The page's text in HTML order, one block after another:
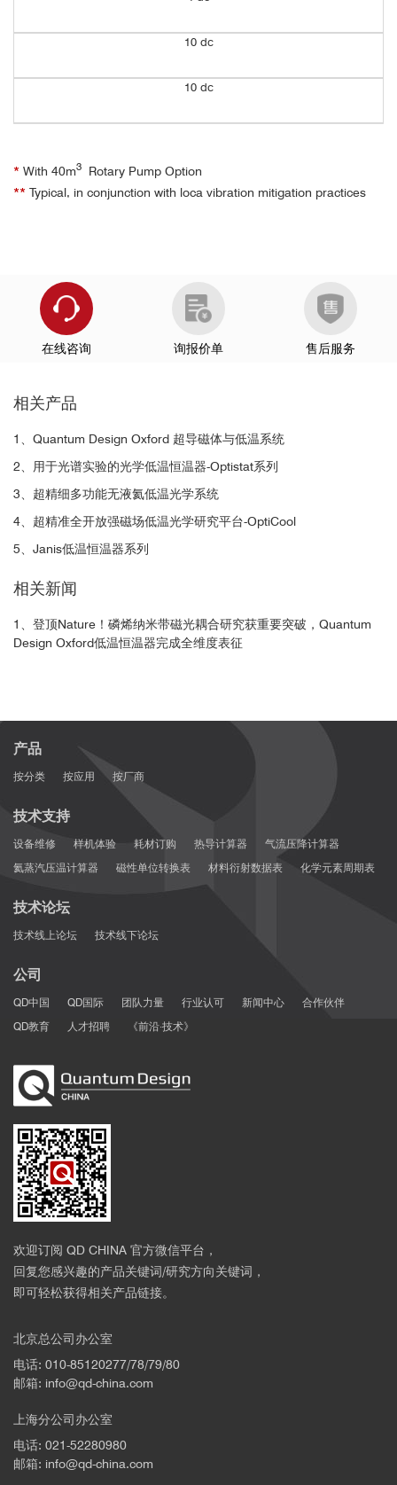
10 dc
10 dc
* With 40m3 Rotary Pump Option
** Typical, in conjunction with loca vibration mitigation practices
在线咨询 询报价单 售后服务
相关产品
1、Quantum Design Oxford 超导磁体与低温系统
2、用于光谱实验的光学低温恒温器-Optistat系列
3、超精细多功能无液氦低温光学系统
4、超精准全开放强磁场低温光学研究平台-OptiCool
5、Janis低温恒温器系列
相关新闻
1、登顶Nature！磷烯纳米带磁光耦合研究获重要突破，Quantum
Design Oxford低温恒温器完成全维度表征
产品
按分类 按应用 按厂商
技术支持
设备维修 样机体验 耗材订购 热导计算器
气流压降计算器
氦蒸汽压温计算器
磁性单位转换表 材料衍射数据表 化学元素周期表
技术论坛
技术线上论坛 技术线下论坛
公司
QD中国 QD国际 团队力量 行业认可 新闻中心
合作伙伴
QD教育
人才招聘 《前沿·技术》
欢迎订阅 QD CHINA 官方微信平台，
回复您感兴趣的产品关键词/研究方向关键词，
即可轻松获得相关产品链接。
北京总公司办公室
电话: 010-85120277/78/79/80
邮箱: info@qd-china.com
上海分公司办公室
电话: 021-52280980
邮箱: info@qd-china.com